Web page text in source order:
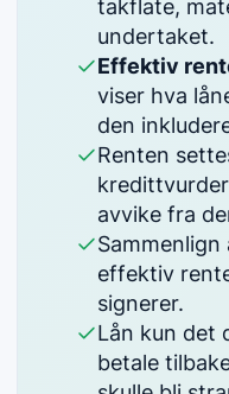
takflate,
undertaket.
Effektiv
viser hva
den
Renten
avvike fra
effektiv
signerer.
Lån kun det
betale